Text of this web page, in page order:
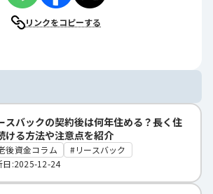
リンクをコピーする
スバックの契約後は何年住める？長く住
ける方法や注意点を紹介
後資金コラム
リースバック
日:2025-12-24